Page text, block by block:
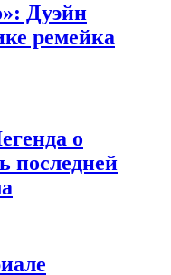
Дуэйн
ремейка
о
последней